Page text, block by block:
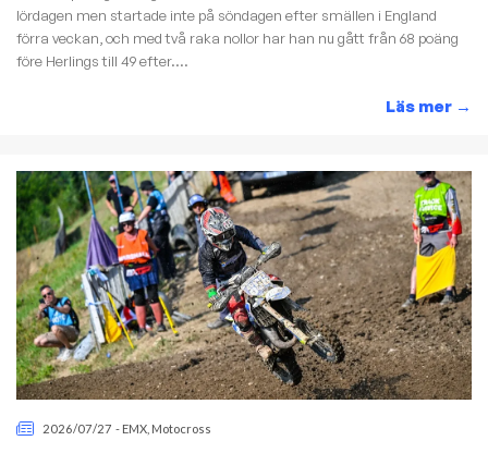
lördagen men startade inte på söndagen efter smällen i England
förra veckan, och med två raka nollor har han nu gått från 68 poäng
före Herlings till 49 efter....
Läs mer →
2026/07/27 - EMX Motocross